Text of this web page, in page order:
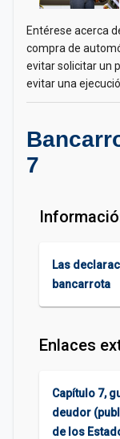
Entérese acerca
compra de
evitar solicitar un
evitar una
7
Las
bancarrota
Enlaces
Capítulo 7,
deudor
de los